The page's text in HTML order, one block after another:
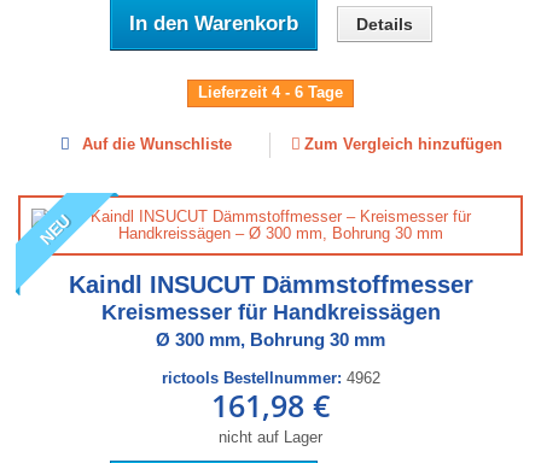
In den Warenkorb Details
Lieferzeit 4 - 6 Tage
Auf die Wunschliste Zum Vergleich hinzufügen
NEU
Kaindl INSUCUT Dämmstoffmesser
Kreismesser für Handkreissägen
Ø 300 mm, Bohrung 30 mm
rictools Bestellnummer: 4962
161,98 €
nicht auf Lager